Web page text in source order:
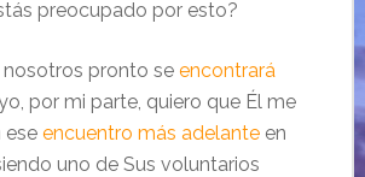
preocupado por esto?
nosotros pronto seencontrará
por mi parte, quiero que Él me
ese encuentro más adelanteen
uno de Sus voluntarios